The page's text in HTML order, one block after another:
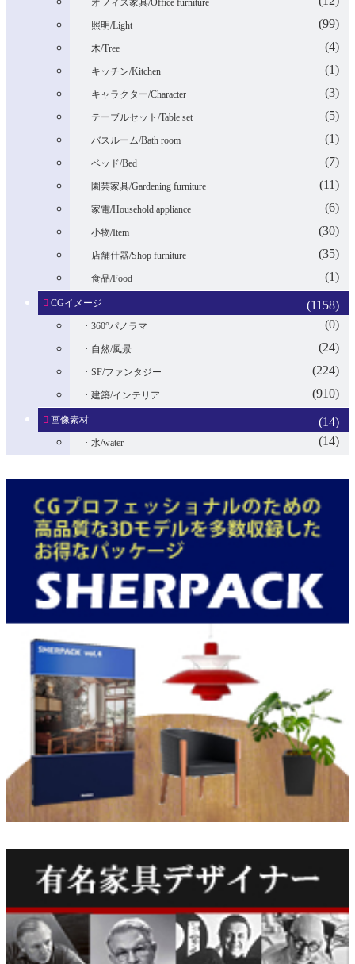
オフィス家具/Office furniture
照明/Light (99)
木/Tree (4)
キッチン/Kitchen (1)
キャラクター/Character (3)
テーブルセット/Table set (5)
バスルーム/Bath room (1)
ベッド/Bed (7)
園芸家具/Gardening furniture (11)
家電/Household appliance (6)
小物/Item (30)
店舗什器/Shop furniture (35)
食品/Food (1)
CGイメージ (1158)
360°パノラマ (0)
自然/風景 (24)
SF/ファンタジー (224)
建築/インテリア (910)
画像素材 (14)
水/water (14)